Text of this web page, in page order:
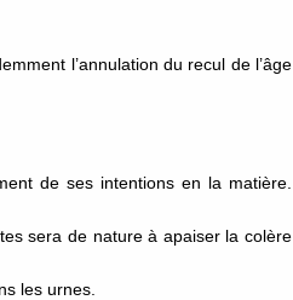
l’annulation du recul de l’âge
de ses intentions en la matière.
sera de nature à apaiser la colère
les urnes.